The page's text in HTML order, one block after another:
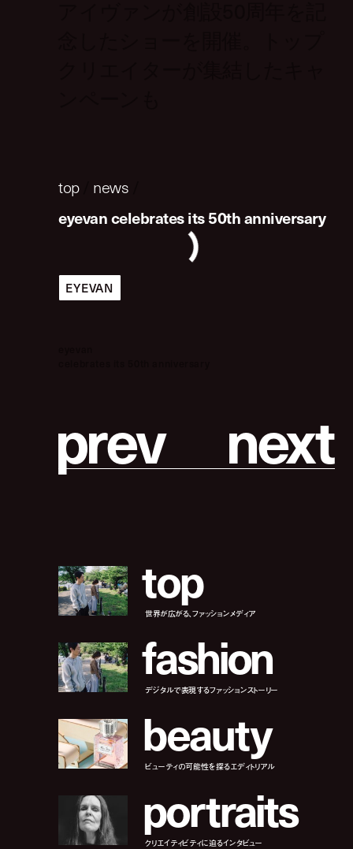
top/ news
eyevan celebrates its 50th anniversary
EYEVAN
prev next
top
世界が広がる、ファッションメディア
fashion
デジタルで表現するファッションストーリー
beauty
ビューティの可能性を探るエディトリアル
portraits
クリエイティビティに迫るインタビュー